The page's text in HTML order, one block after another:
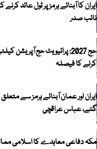
ایران کا آبنائے ہرمز پر ٹول عائد
نائب صدر
حج 2027: پرائیویٹ حج آپریشن
کرنے کا فیصلہ
ایران اور عمان آبنائے ہرمز سے
گئے، عباس عراقچی
مکہ دفاعی معاہدے کا اسلامی